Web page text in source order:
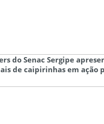
do Senac Sergipe
de caipirinhas em ação